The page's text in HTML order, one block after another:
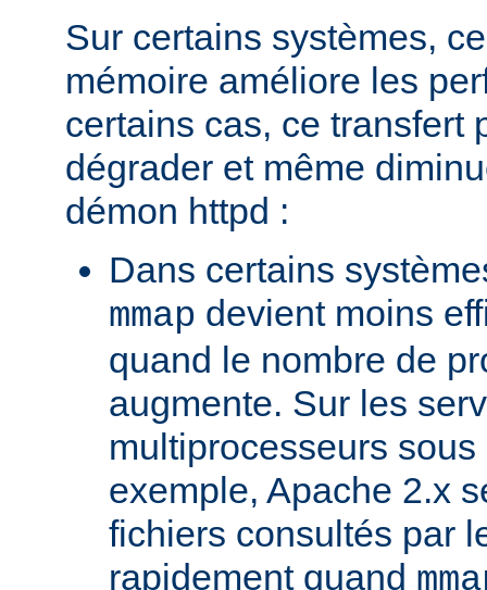
Sur certains systèmes,
mémoire améliore les
certains cas, ce transfert
dégrader et même
démon httpd :
Dans certains
mmap devient moins
quand le nombre de
augmente. Sur les
multiprocesseurs
exemple, Apache 2.x
fichiers consultés par
rapidement quand